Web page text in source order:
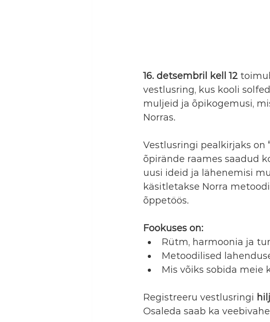
16. detsembril kell 12
vestlusring, kus kooli
muljeid ja õpikogemusi,
Norras.
Vestlusringi pealkirjaks on
õpirände raames saadud
uusi ideid ja lähenemisi
käsitletakse Norra
õppetöös.
Fookuses on:
Rütm, harmoonia ja
Metoodilised
Mis võiks sobida meie
Registreeru vestlusringi
Osaleda saab ka